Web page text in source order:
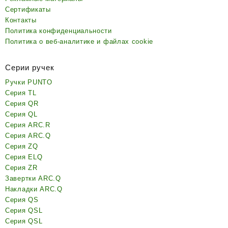
Сертификаты
Контакты
Политика конфиденциальности
Политика о веб-аналитике и файлах cookie
Серии ручек
Ручки PUNTO
Серия TL
Серия QR
Серия QL
Серия ARC.R
Серия ARC.Q
Серия ZQ
Серия ELQ
Серия ZR
Завертки ARC.Q
Накладки ARC.Q
Серия QS
Серия QSL
Серия QSL